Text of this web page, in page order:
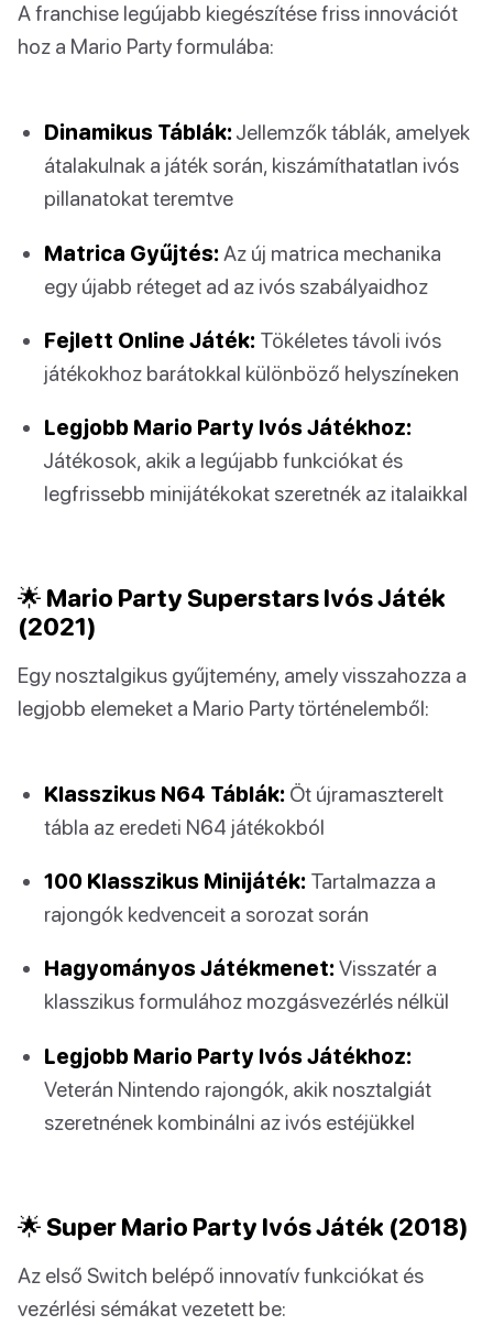
A franchise legújabb kiegészítése friss innovációt
hoz a Mario Party formulába:
Dinamikus Táblák: Jellemzők táblák, amelyek
átalakulnak a játék során, kiszámíthatatlan ivós
pillanatokat teremtve
Matrica Gyűjtés: Az új matrica mechanika
egy újabb réteget ad az ivós szabályaidhoz
Fejlett Online Játék: Tökéletes távoli ivós
játékokhoz barátokkal különböző helyszíneken
Legjobb Mario Party Ivós Játékhoz:
Játékosok, akik a legújabb funkciókat és
legfrissebb minijátékokat szeretnék az italaikkal
🌟 Mario Party Superstars Ivós Játék
(2021)
Egy nosztalgikus gyűjtemény, amely visszahozza a
legjobb elemeket a Mario Party történelemből:
Klasszikus N64 Táblák: Öt újramaszterelt
tábla az eredeti N64 játékokból
100 Klasszikus Minijáték: Tartalmazza a
rajongók kedvenceit a sorozat során
Hagyományos Játékmenet: Visszatér a
klasszikus formulához mozgásvezérlés nélkül
Legjobb Mario Party Ivós Játékhoz:
Veterán Nintendo rajongók, akik nosztalgiát
szeretnének kombinálni az ivós estéjükkel
🌟 Super Mario Party Ivós Játék (2018)
Az első Switch belépő innovatív funkciókat és
vezérlési sémákat vezetett be: